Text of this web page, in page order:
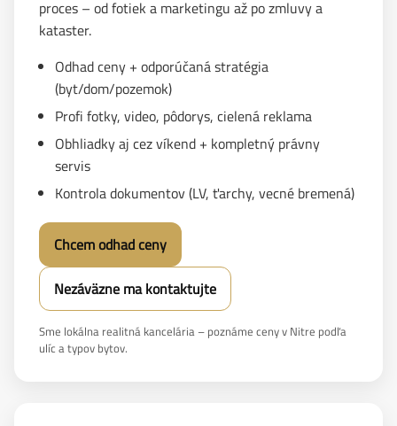
proces – od fotiek a marketingu až po zmluvy a
kataster.
Odhad ceny + odporúčaná stratégia
(byt/dom/pozemok)
Profi fotky, video, pôdorys, cielená reklama
Obhliadky aj cez víkend + kompletný právny
servis
Kontrola dokumentov (LV, ťarchy, vecné bremená)
Chcem odhad ceny
Nezáväzne ma kontaktujte
Sme lokálna realitná kancelária – poznáme ceny v Nitre podľa
ulíc a typov bytov.